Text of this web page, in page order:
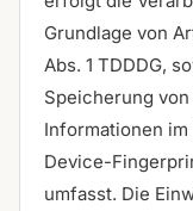
Grundlage von
Abs. 1 TDDDG,
Speicherung
Informationen
Device-
umfasst. Die